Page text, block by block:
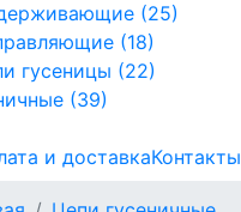
(25)
(18)
гусеницы (22)
(39)
и доставкаКонтакты